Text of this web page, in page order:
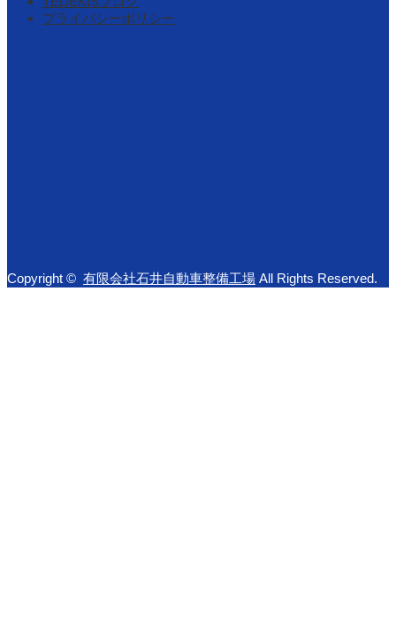
プライバシーポリシー
Copyright © 有限会社石井自動車整備工場 All Rights Reserved.